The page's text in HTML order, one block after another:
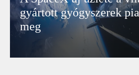
gyártott gyógyszerek
meg